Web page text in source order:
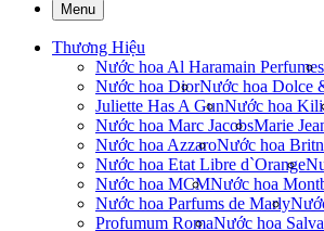
Menu
Thương Hiệu
Nước hoa Al Haramain Perfumes
Nước hoa DiorNước hoa Dolce
Juliette Has A GunNước hoa
Nước hoa Marc JacobsMarie
Nước hoa AzzaroNước hoa
Nước hoa Etat Libre d`Orange
Nước hoa MCMNước hoa
Nước hoa Parfums de Marly
Profumum RomaNước hoa